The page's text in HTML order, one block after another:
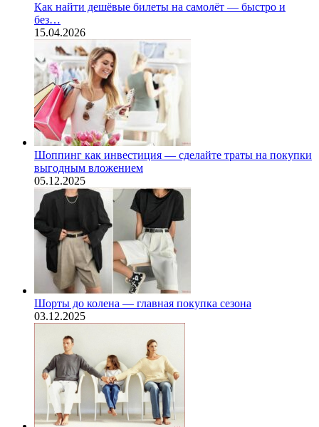
Как найти дешёвые билеты на самолёт — быстро и
без…
15.04.2026
Шоппинг как инвестиция — сделайте траты на покупки
выгодным вложением
05.12.2025
Шорты до колена — главная покупка сезона
03.12.2025